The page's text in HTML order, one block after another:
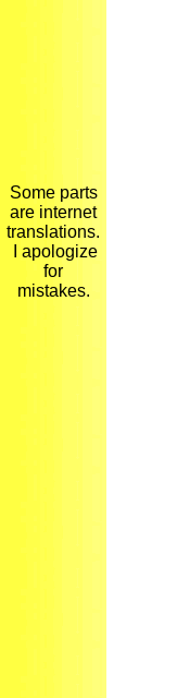
Some parts
are internet
translations.
I apologize
for
mistakes.